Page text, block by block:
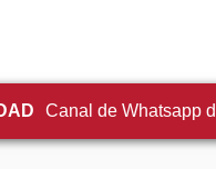
Canal de Whatsapp